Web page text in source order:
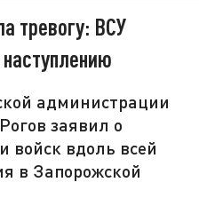
тревогу: ВСУ
администрации
заявил о
войск вдоль всей
в Запорожской